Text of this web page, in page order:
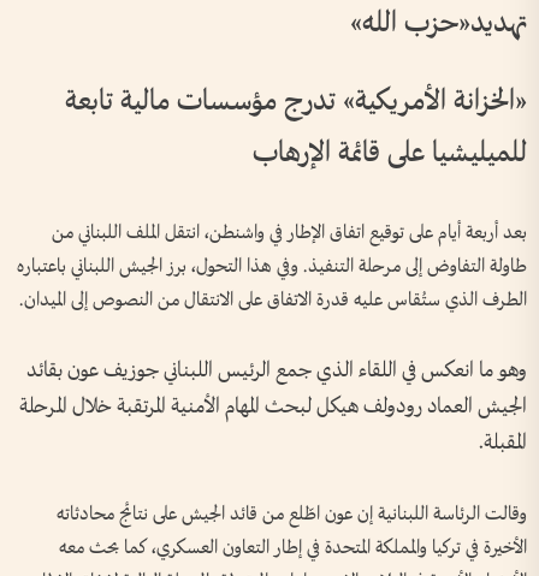
تهديد«حزب الله»
«الخزانة الأمريكية» تدرج مؤسسات مالية تابعة
للميليشيا على قائمة الإرهاب
بعد أربعة أيام على توقيع اتفاق الإطار في واشنطن، انتقل الملف اللبناني من
طاولة التفاوض إلى مرحلة التنفيذ. وفي هذا التحول، برز الجيش اللبناني باعتباره
الطرف الذي ستُقاس عليه قدرة الاتفاق على الانتقال من النصوص إلى الميدان.
وهو ما انعكس في اللقاء الذي جمع الرئيس اللبناني جوزيف عون بقائد
الجيش العماد رودولف هيكل لبحث المهام الأمنية المرتقبة خلال المرحلة
المقبلة.
وقالت الرئاسة اللبنانية إن عون اطّلع من قائد الجيش على نتائج محادثاته
الأخيرة في تركيا والمملكة المتحدة في إطار التعاون العسكري، كما بحث معه